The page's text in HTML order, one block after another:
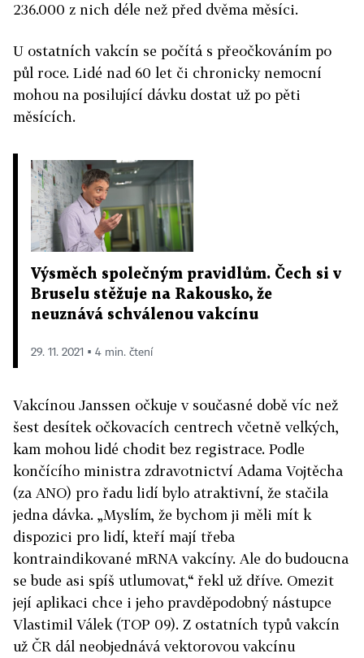
236.000 z nich déle než před dvěma měsíci.
U ostatních vakcín se počítá s přeočkováním po
půl roce. Lidé nad 60 let či chronicky nemocní
mohou na posilující dávku dostat už po pěti
měsících.
Výsměch společným pravidlům. Čech si v
Bruselu stěžuje na Rakousko, že
neuznává schválenou vakcínu
29. 11. 2021 ▪ 4 min. čtení
Vakcínou Janssen očkuje v současné době víc než
šest desítek očkovacích centrech včetně velkých,
kam mohou lidé chodit bez registrace. Podle
končícího ministra zdravotnictví Adama Vojtěcha
(za ANO) pro řadu lidí bylo atraktivní, že stačila
jedna dávka. „Myslím, že bychom ji měli mít k
dispozici pro lidí, kteří mají třeba
kontraindikované mRNA vakcíny. Ale do budoucna
se bude asi spíš utlumovat,“ řekl už dříve. Omezit
její aplikaci chce i jeho pravděpodobný nástupce
Vlastimil Válek (TOP 09). Z ostatních typů vakcín
už ČR dál neobjednává vektorovou vakcínu